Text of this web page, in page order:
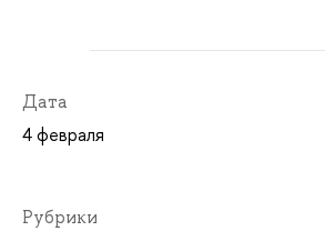
Дата
4 февраля
Рубрики